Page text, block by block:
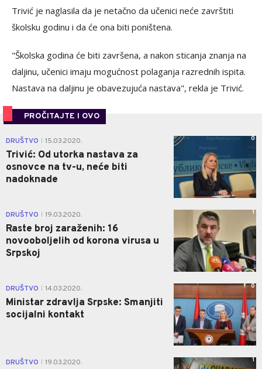
Trivić je naglasila da je netačno da učenici neće završtiti
školsku godinu i da će ona biti poništena.
"Školska godina će biti završena, a nakon sticanja znanja na
daljinu, učenici imaju mogućnost polaganja razrednih ispita.
Nastava na daljinu je obavezujuća nastava", rekla je Trivić.
PROČITAJTE I OVO
DRUŠTVO 15.03.2020.
Trivić: Od utorka nastava za
osnovce na tv-u, neće biti
nadoknade
0
DRUŠTVO 19.03.2020.
Raste broj zaraženih: 16
novooboljelih od korona virusa u
Srpskoj
1
DRUŠTVO 14.03.2020.
Ministar zdravlja Srpske: Smanjiti
socijalni kontakt
0
DRUŠTVO 19.03.2020. 1